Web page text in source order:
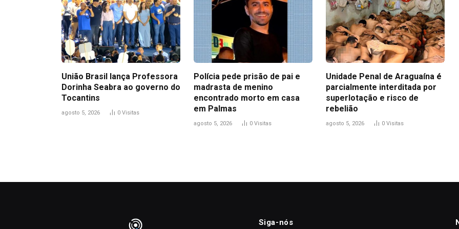
União Brasil lança Professora
Dorinha Seabra ao governo do
Tocantins
agosto 5, 2026 0 Visitas
Polícia pede prisão de pai e
madrasta de menino
encontrado morto em casa
em Palmas
agosto 5, 2026 0 Visitas
Unidade Penal de Araguaína é
parcialmente interditada por
superlotação e risco de
rebelião
agosto 5, 2026 0 Visitas
Siga-nós